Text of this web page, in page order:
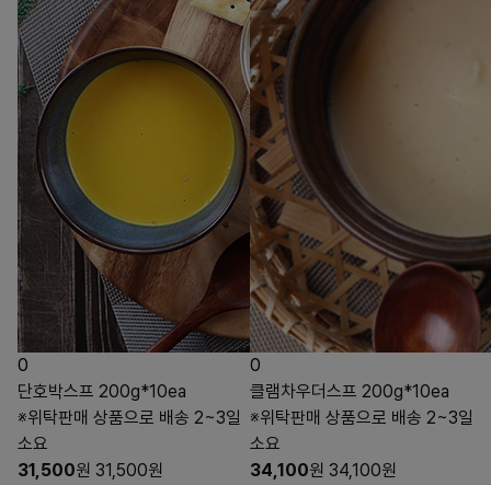
0
단호박스프 200g*10ea
※위탁판매 상품으로 배송 2~3일
소요
31,500원 31,500원
0
클램차우더스프 200g*10ea
※위탁판매 상품으로 배송 2~3일
소요
34,100원 34,100원